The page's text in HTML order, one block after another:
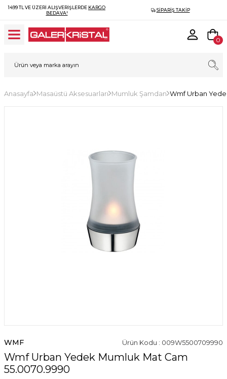
1499 TL VE ÜZERI ALIŞVERIŞLERDE KARGO
BEDAVA!
SIPARIŞ TAKIP
0
Anasayfa Masaüstü Aksesuarları Mumluk Şamdan Wmf Urban
WMF Ürün Kodu : 009W5500709990
Wmf Urban Yedek Mumluk Mat Cam
55.0070.9990